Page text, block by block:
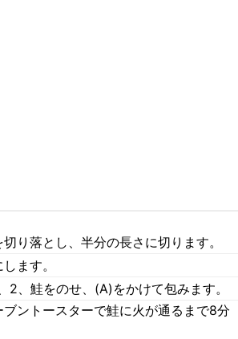
り落とし、半分の長さに切ります。
ます。
2、鮭をのせ、(A)をかけて包みます。
ントースターで鮭に火が通るまで8分